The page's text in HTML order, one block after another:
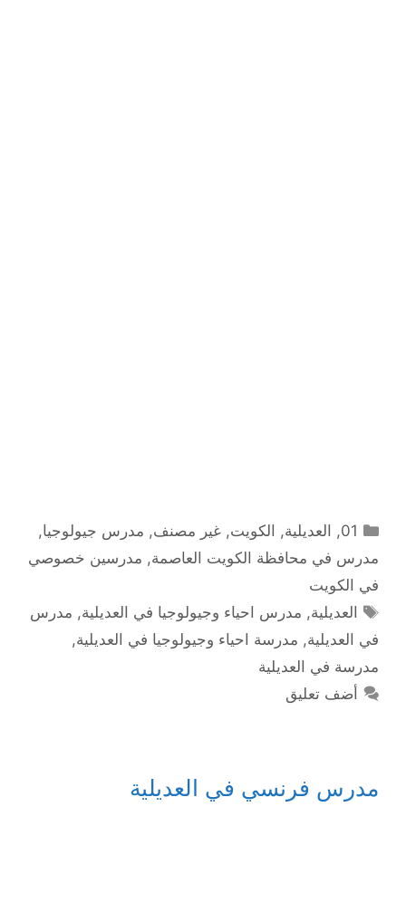
التصنيفات
01
, العديلية, الكويت,غير مصنف, مدرس جيولوجيا,
مدرس في محافظة الكويت العاصمة, مدرسين خصوصي
في الكويت
الوسوم
العديلية, مدرس احياء وجيولوجيا في العديلية, مدرس
في العديلية, مدرسة احياء وجيولوجيا في العديلية,
مدرسة في العديلية
أضف تعليق
مدرس فرنسي في العديلية